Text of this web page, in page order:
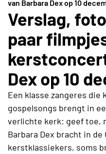
van Barbara Dex op 10
Verslag,
paar
Dex op 10
Een klasse zangeres die
gospelsongs brengt in
verlichte kerk: geef toe,
Barbara Dex bracht in
kerstklassiekers, soms